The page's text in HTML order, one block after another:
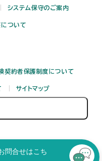
システム保守のご案内
ついて
契約者保護制度について
サイトマップ
問合せはこち